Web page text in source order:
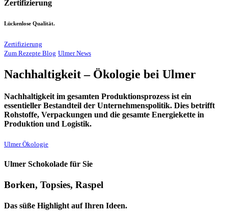
Zertifizierung
Lückenlose Qualität.
Zertifizierung
Zum Rezepte Blog Ulmer News
Nachhaltigkeit – Ökologie bei Ulmer
Nachhaltigkeit im gesamten Produktionsprozess ist ein
essentieller Bestandteil der Unternehmenspolitik. Dies betrifft
Rohstoffe, Verpackungen und die gesamte Energiekette in
Produktion und Logistik.
Ulmer Ökologie
Ulmer Schokolade für Sie
Borken, Topsies, Raspel
Das süße Highlight auf Ihren Ideen.